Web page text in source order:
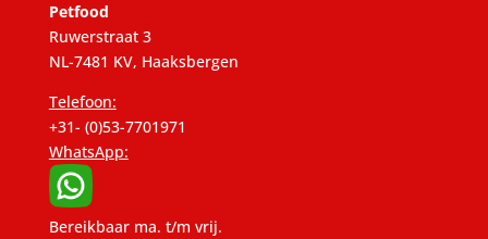
Petfood
Ruwerstraat 3
NL-7481 KV, Haaksbergen
Telefoon:
+31- (0)53-7701971
WhatsApp:
Bereikbaar ma. t/m vrij.